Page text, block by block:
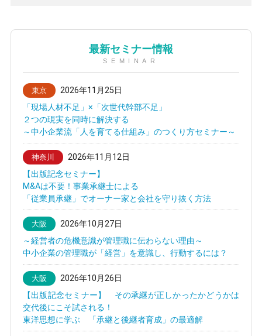
最新セミナー情報
SEMINAR
東京
2026年11月25日
「現場人材不足」×「次世代幹部不足」
２つの現実を同時に解決する
～中小企業流「人を育てる仕組み」のつくり方セミナー～
神奈川
2026年11月12日
【出版記念セミナー】
M&Aは不要！事業承継士による
「従業員承継」でオーナー家と会社を守り抜く方法
大阪
2026年10月27日
～経営者の危機意識が管理職に伝わらない理由～
中小企業の管理職が「経営」を意識し、行動するには？
大阪
2026年10月26日
【出版記念セミナー】 その承継が正しかったかどうかは
交代後にこそ試される！
東洋思想に学ぶ 「承継と後継者育成」の最適解